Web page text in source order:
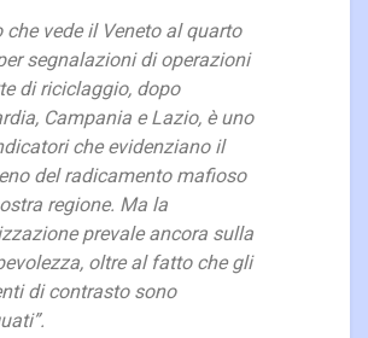
che vede il Veneto al quarto
segnalazioni di operazioni
di riciclaggio, dopo
Campania e Lazio, è uno
che evidenziano il
del radicamento mafioso
regione. Ma la
prevale ancora sulla
oltre al fatto che gli
di contrasto sono